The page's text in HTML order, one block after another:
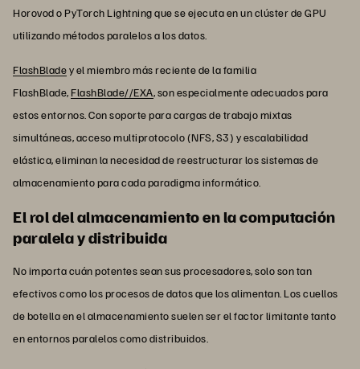
Horovod o PyTorch Lightning que se ejecuta en un clúster de GPU
utilizando métodos paralelos a los datos.
FlashBladey el miembro más reciente de la familia
FlashBlade,FlashBlade//EXA, son especialmente adecuados para
estos entornos. Con soporte para cargas de trabajo mixtas
simultáneas, acceso multiprotocolo (NFS, S3) y escalabilidad
elástica, eliminan la necesidad de reestructurar los sistemas de
almacenamiento para cada paradigma informático.
El rol del almacenamiento en la computación
paralela y distribuida
No importa cuán potentes sean sus procesadores, solo son tan
efectivos como los procesos de datos que los alimentan. Los cuellos
de botella en el almacenamiento suelen ser el factor limitante tanto
en entornos paralelos como distribuidos.